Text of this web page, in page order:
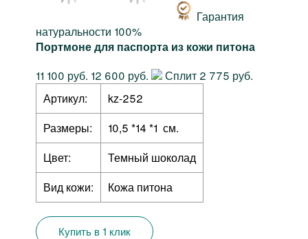
Гарантия
натуральности 100%
Портмоне для паспорта из кожи питона
11 100 руб. 12 600 руб.
Сплит 2 775 руб.
Артикул:
kz-252
Размеры:
10,5 *14 *1 см.
Цвет:
Темный шоколад
Вид кожи:
Кожа питона
Купить в 1 клик